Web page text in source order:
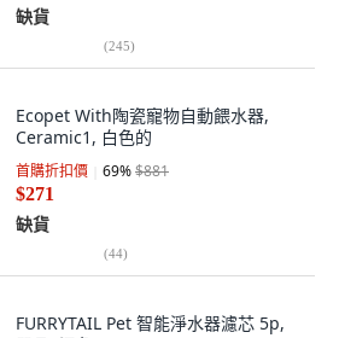
缺貨
(245)
Ecopet With陶瓷寵物自動餵水器,
Ceramic1, 白色的
首購折扣價 69%$881
$271
缺貨
(44)
FURRYTAIL Pet 智能淨水器濾芯 5p,